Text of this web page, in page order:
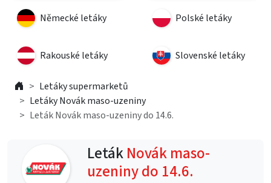
Německé letáky Polské letáky
Rakouské letáky Slovenské letáky
Letáky supermarketů
Letáky Novák maso-uzeniny
Leták Novák maso-uzeniny do 14.6.
LetákNovák maso-
uzeniny do 14.6.